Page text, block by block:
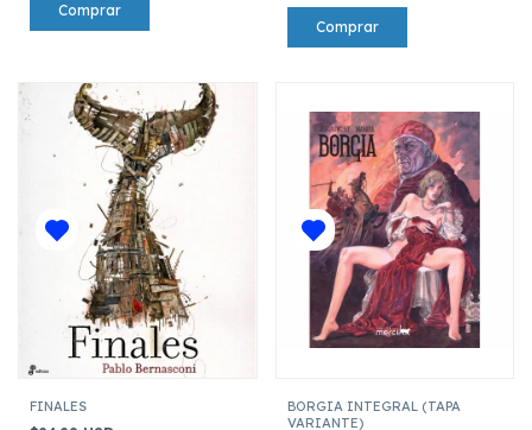
FINALES
BORGIA INTEGRAL (TAPA
VARIANTE)